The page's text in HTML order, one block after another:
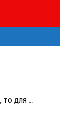
для ...